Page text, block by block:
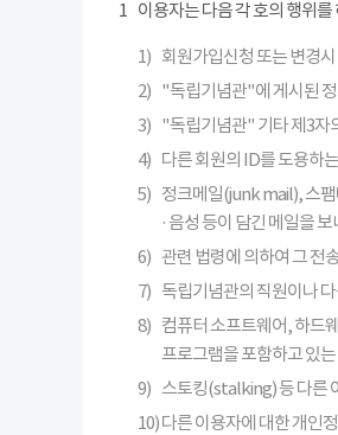
1 이용자는 다음 각 호의 행위
1) 회원가입신청 또는 변경
2) "독립기념관"에 게시된
3) "독립기념관" 기타 제3자
4) 다른 회원의 ID를 도용하
5) 정크메일(junk mail), 스
· 음성 등이 담긴 메일을
6) 관련 법령에 의하여 그 전
7) 독립기념관의 직원이나
8) 컴퓨터 소프트웨어, 하드
프로그램을 포함하고 있
9) 스토킹(stalking) 등 다른
10)다른 이용자에 대한 개인